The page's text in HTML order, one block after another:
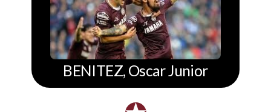
BENITEZ, Oscar Junior